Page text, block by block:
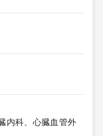
内科、心臓血管外